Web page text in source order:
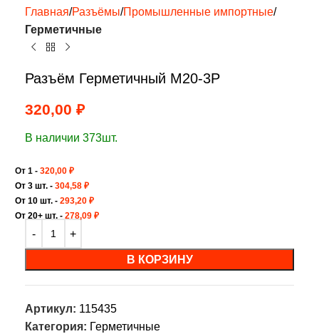
Главная Разъёмы Промышленные импортные
Герметичные
Разъём Герметичный M20-3P
320,00 ₽
В наличии 373шт.
От 1 - 320,00 ₽
От 3 шт. - 304,58 ₽
От 10 шт. - 293,20 ₽
От 20+ шт. - 278,09 ₽
В КОРЗИНУ
Артикул: 115435
Категория: Герметичные